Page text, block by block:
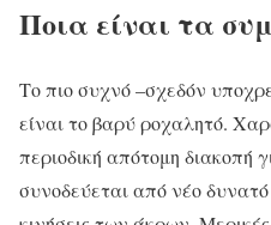
Ποια είναι τα
Το πιο συχνό –σχεδόν
είναι το βαρύ ροχαλητό.
περιοδική απότομη διακοπή
συνοδεύεται από νέο δυνατό